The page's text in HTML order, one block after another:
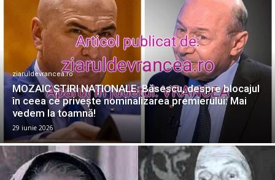
ziaruldevrancea.ro
MOZAIC ȘTIRI NAȚIONALE: Băsescu, despre blocajul
în ceea ce priveşte nominalizarea premierului: Mai
vedem la toamnă!
29 iunie 2026